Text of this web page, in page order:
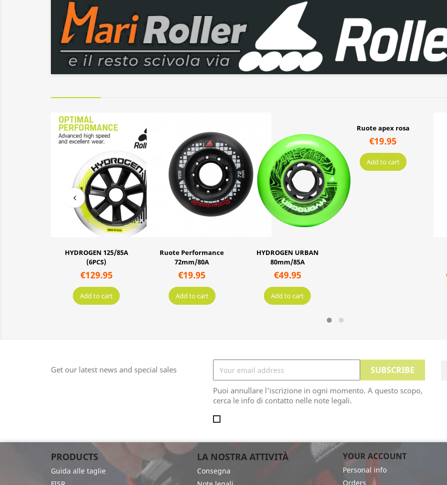
Ruote Performance
72mm/80A
€19.95
Add to cart
HYDROGEN URBAN
80mm/85A
€49.95
Add to cart
€19.95
Add to cart
-20%
Get our latest news and special sales
Puoi annullare l'iscrizione in ogni momento. A questo scopo,
cerca le info di contatto nelle note legali.
PRODUCTS
Guida alle taglie
LA NOSTRA ATTIVITÀ
Consegna
YOUR ACCOUNT
Personal info
Orders